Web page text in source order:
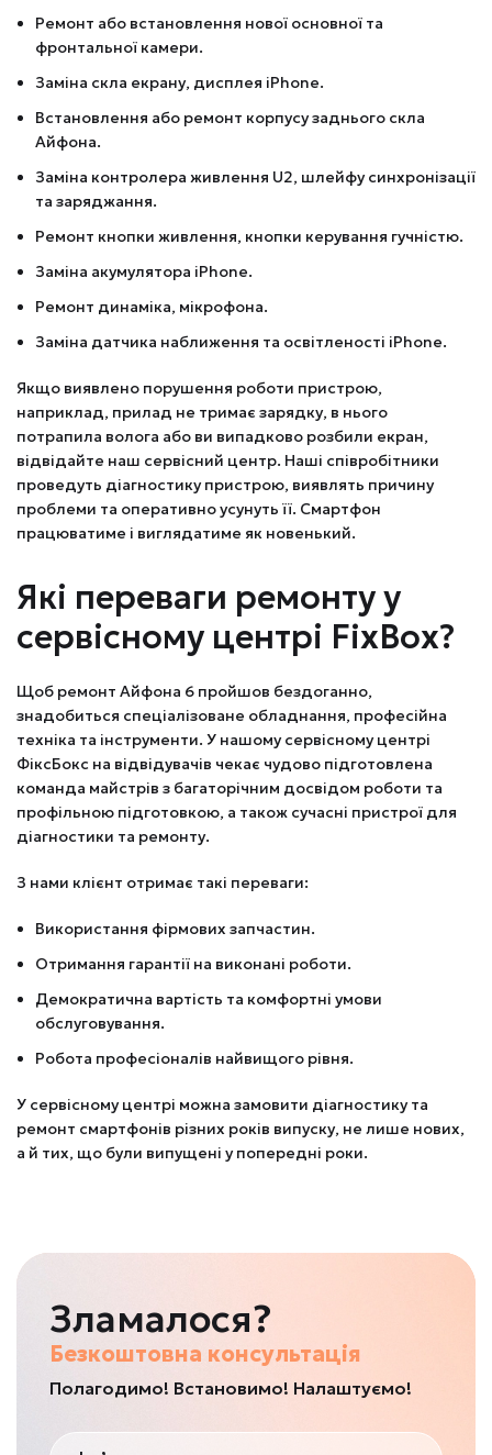
Ремонт або встановлення нової основної та
фронтальної камери.
Заміна скла екрану, дисплея iPhone.
Встановлення або ремонт корпусу заднього скла
Айфона.
Заміна контролера живлення U2, шлейфу синхронізації
та заряджання.
Ремонт кнопки живлення, кнопки керування гучністю.
Заміна акумулятора iPhone.
Ремонт динаміка, мікрофона.
Заміна датчика наближення та освітленості iPhone.
Якщо виявлено порушення роботи пристрою,
наприклад, прилад не тримає зарядку, в нього
потрапила волога або ви випадково розбили екран,
відвідайте наш сервісний центр. Наші співробітники
проведуть діагностику пристрою, виявлять причину
проблеми та оперативно усунуть її. Смартфон
працюватиме і виглядатиме як новенький.
Які переваги ремонту у
сервісному центрі FixBox?
Щоб ремонт Айфона 6 пройшов бездоганно,
знадобиться спеціалізоване обладнання, професійна
техніка та інструменти. У нашому сервісному центрі
ФіксБокс на відвідувачів чекає чудово підготовлена ​​
команда майстрів з багаторічним досвідом роботи та
профільною підготовкою, а також сучасні пристрої для
діагностики та ремонту.
З нами клієнт отримає такі переваги:
Використання фірмових запчастин.
Отримання гарантії на виконані роботи.
Демократична вартість та комфортні умови
обслуговування.
Робота професіоналів найвищого рівня.
У сервісному центрі можна замовити діагностику та
ремонт смартфонів різних років випуску, не лише нових,
а й тих, що були випущені у попередні роки.
Зламалося?
Безкоштовна консультація
Полагодимо! Встановимо! Налаштуємо!